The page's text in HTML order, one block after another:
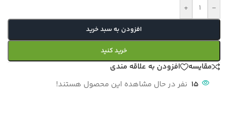
-
+
افزودن به سبد خرید
خرید کنید
مقایسه
افزودن به علاقه مندی
15 نفر در حال مشاهده این محصول هستند!